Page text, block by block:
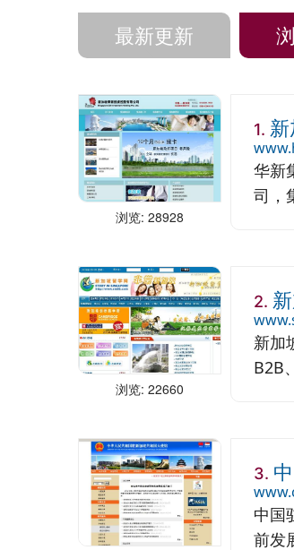
最新更新
浏览: 28928
1.
华新
司，
浏览: 22660
2.
新加
B2B
3.
中国
前发